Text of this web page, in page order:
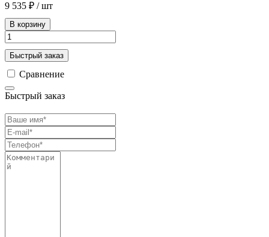
9 535 ₽ / шт
В корзину
Быстрый заказ
Сравнение
Быстрый заказ